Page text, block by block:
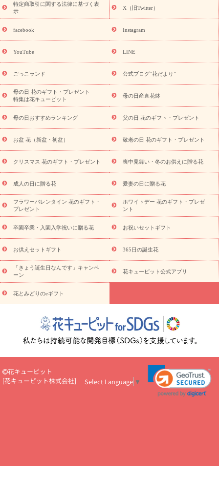
ペーン
「きょう誕生日なんです」キャンペーン
探す
誕生日フラワーギフト 誕生日フラワーギフト特集
誕生
日フラワーギフト商品一覧
ユリ トルコキキョウ
誕生花(トルコキキョウ)
9月の誕生花(リンドウ)
誕生日セット
ギフト
「きょう誕生日なんです」キャンペーン
用途から探す お祝いの花特集 当日配達特急便
お祝い商品
一覧
お祝い 新築・引っ越し祝い
結婚記念日
結婚祝い 出産祝い 退院祝い・快気祝い
還暦
祝い・長寿祝い
プチギフト ペットのお祝いフラワー
元・暑中見舞い
敬老の日
お供え
お供え・お悔やみ商品一覧 お供え・お悔やみの花
十九日法要以降に贈る花
通夜・葬儀に贈る花
お供え お花とセッ
お盆（新盆・初盆）
お祝い返し お見舞い
お取り
寄せギフト
ビジネス用 ご自宅用 観葉植物
ミディ胡蝶蘭
プリザーブドフラワー
スタイルから探す
アレンジメント
花束
スタンド花 お祝い お供え・お悔やみ 胡蝶蘭
胡蝶
蘭・花鉢
ミディ胡蝶蘭・お祝い ミディ胡蝶蘭・お供え
の青色胡蝶蘭
観葉植物 観葉植物 産直多肉植物
プリザーブ
ドフラワー
お祝い お供え・お悔やみ 花とセットギフト
ミオーダー
プチギフト（hanamore -ハナモア-）
花とみどりの
eギフト
花キューピットのeGfit カラー ピンク
レンジ
レッド お花の種類 バラ ユリ トルコキキョウ
予
算から探す
お祝い お祝い・3000円～ お祝い・
お祝い・5000円～ お祝い・7000円～ お祝い・10000円～
お供え・お悔やみ
お供え・お悔やみ・3000円～
お供え・お
悔やみ・5000円～ お供え・お悔やみ・7000円～
お供え・お悔
やみ・10000円～
365日の誕生花カレンダー
開店・開業祝
お祝いを贈るときのマナー・
花キューピットのお祝いコラム一覧
誕生日のお花を「色
彩心理学」で選ぶ方法
結婚祝いの予算相場
出産祝いお役立ち情
転職祝いのマナー基礎知識
ペットのお祝いワンポイントアド
バイス
スタンド花（フラスタ）のマナー
お見舞いのマナーとル
お祝い花のマナー総まとめ
場上司や先輩へ贈るお祝い花の正解は？
開店祝いの花 選び方ガイ
ド（早見表あり）
花キューピットのお供え・
プロ直伝10のテクニック
花美人5人の「花のある暮らし」
美
特定商取引に関する法律に基づく表
示
X（旧Twitter）
facebook Instagram
YouTube LINE
ごっこランド 公式ブログ“花だより”
母の日 花のギフト・プレゼント
特集は花キューピット
母の日産直花鉢
母の日おすすめランキング 父の日 花のギフト・プレゼント
お盆 花（新盆・初盆） 敬老の日 花のギフト・プレゼント
クリスマス 花のギフト・プレゼント 喪中見舞い・冬のお供えに贈る花
成人の日に贈る花 愛妻の日に贈る花
フラワーバレンタイン 花のギフト・
プレゼント
ホワイトデー 花のギフト・プレゼ
ント
卒園卒業・入園入学祝いに贈る花 お祝いセットギフト
お供えセットギフト 365日の誕生花
「きょう誕生日なんです」キャンペ
ーン
花キューピット公式アプリ
花とみどりのeギフト
花キューピット
[花キューピット株式会社] Select Language ▼